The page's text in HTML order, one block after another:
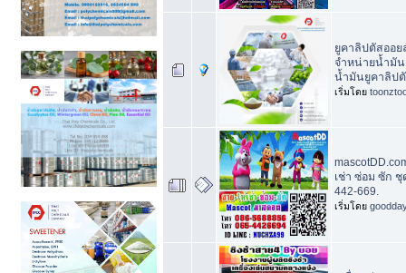
ยูคาลิปตัสออย
จำหน่ายน้ำมั
น้ำมันยูคาลิป
เริ่มโดย
เช่า ซ่อม ซัก ชุ
442-669.
เริ่มโดย